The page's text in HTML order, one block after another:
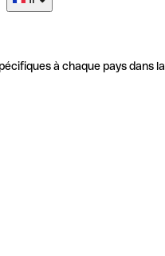
à chaque pays dans la